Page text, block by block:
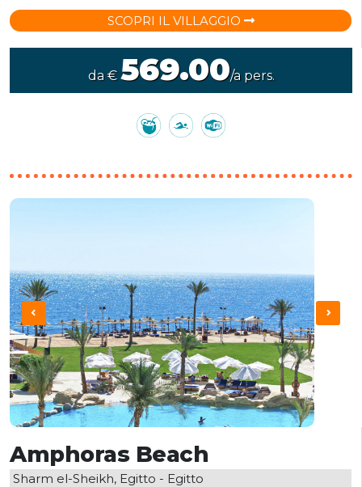
SCOPRI IL VILLAGGIO
da €569.00/a pers.
Amphoras Beach
Sharm el-Sheikh, Egitto - Egitto